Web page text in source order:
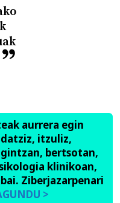
aurrera egin
itzuliz,
bertsotan,
klinikoan,
Ziberjazarpenari
>